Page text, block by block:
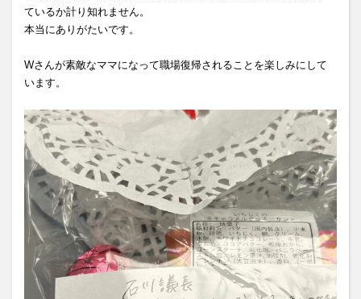
ているか計り知れません。
本当にありがたいです。
Wさんが素敵なママになって職場復帰されることを楽しみにして
います。